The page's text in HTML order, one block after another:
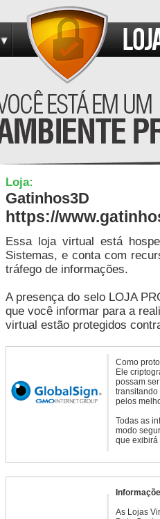
Loja:
Gatinhos3D
https://
Essa loja virtual está
Sistemas, e conta com
tráfego de informações.
A presença do selo LOJA
que você informar para a
virtual estão protegidos
Como
Ele
possam
transitando
pelos
Todas as
modo
que exibirá
As Lojas